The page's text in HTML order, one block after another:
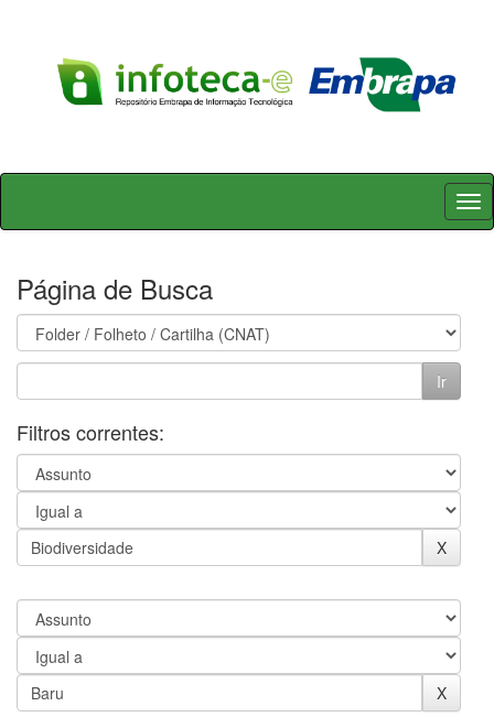
Skip
Página de Busca
Filtros correntes: